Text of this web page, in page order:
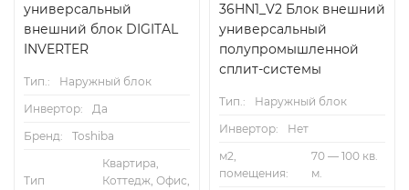
универсальный
внешний блок DIGITAL
INVERTER
Тип.:
Наружный блок
Инвертор:
Да
Бренд:
Toshiba
Тип
Квартира,
Коттедж, Офис,
36HN1_V2 Блок внешний
универсальный
полупромышленной
сплит-системы
Тип.:
Наружный блок
Инвертор:
Нет
м2,
помещения:
70 — 100 кв.
м.